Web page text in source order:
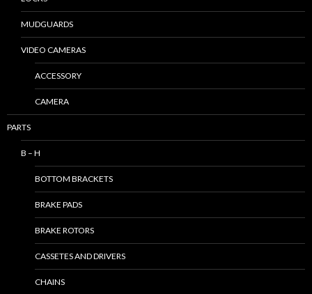
MUDGUARDS
VIDEO CAMERAS
ACCESSORY
CAMERA
PARTS
B – H
BOTTOM BRACKETS
BRAKE PADS
BRAKE ROTORS
CASSETES AND DRIVERS
CHAINS